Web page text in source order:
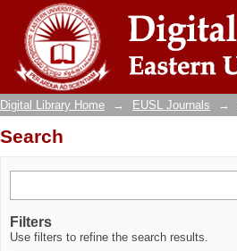
Search
Digital Library Home → EUSL Journals →
Search
Filters
Use filters to refine the search results.